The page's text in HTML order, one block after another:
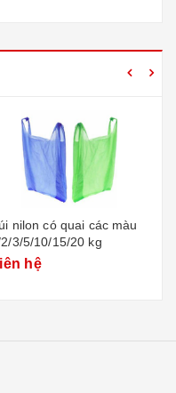
nilon có quai các màu
3/5/10/15/20 kg
hệ